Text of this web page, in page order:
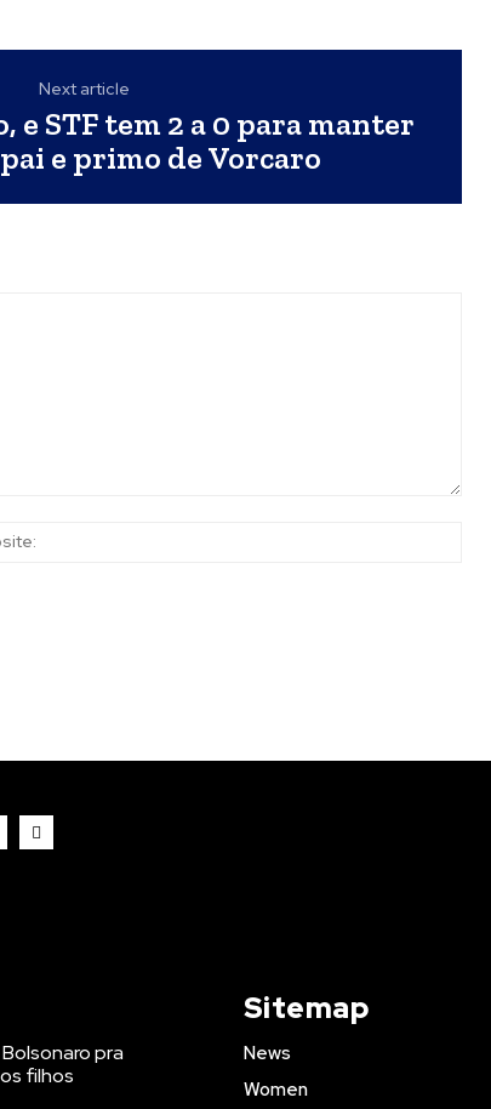
Next article
e STF tem 2 a 0 para manter
e primo de Vorcaro
pra
filhos
Sitemap
News
Women